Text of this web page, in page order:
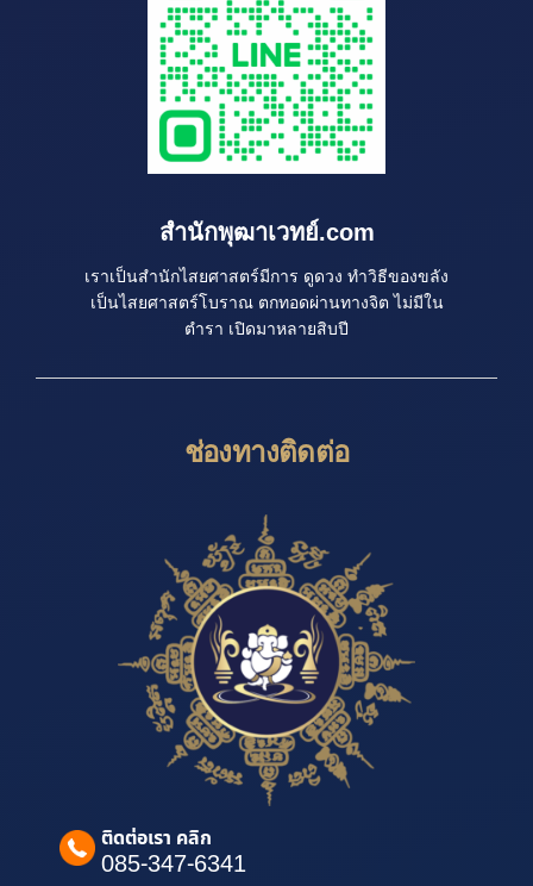
สำนักพุฒาเวทย์.com
เราเป็นสำนักไสยศาสตร์มีการ ดูดวง ทำวิธีของขลัง
เป็นไสยศาสตร์โบราณ ตกทอดผ่านทางจิต ไม่มีใน
ตำรา เปิดมาหลายสิบปี
ช่องทางติดต่อ
ติดต่อเรา คลิก
085-347-6341